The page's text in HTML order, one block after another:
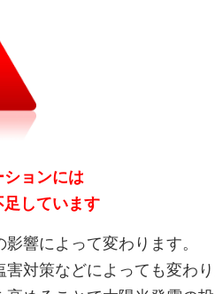
ションには
足しています
響によって変わります。
対策などによっても変わり